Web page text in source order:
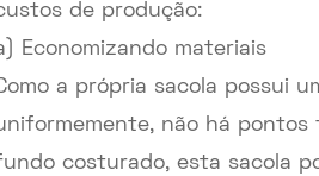
de produção:
Economizando materiais
a própria sacola possui
não há pontos
costurado, esta sacola